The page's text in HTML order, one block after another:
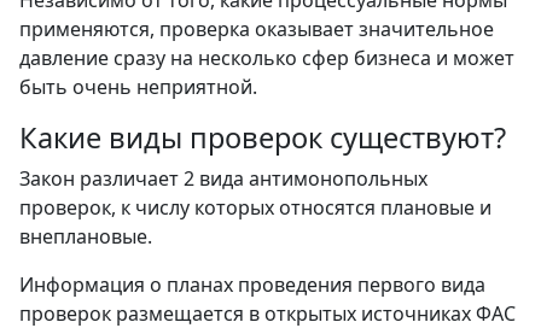
применяются, проверка оказывает значительное
давление сразу на несколько сфер бизнеса и может
быть очень неприятной.
Какие виды проверок существуют?
Закон различает 2 вида антимонопольных
проверок, к числу которых относятся плановые и
внеплановые.
Информация о планах проведения первого вида
проверок размещается в открытых источниках ФАС